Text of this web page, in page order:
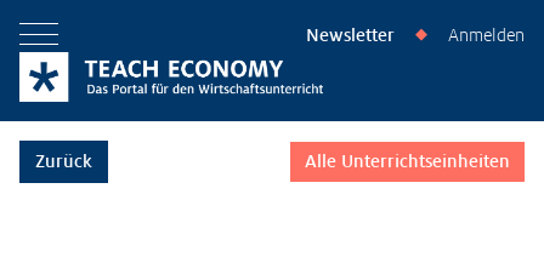
Menü öffnen Newsletter ◆ Anmelden
Zurück Alle Unterrichtseinheiten